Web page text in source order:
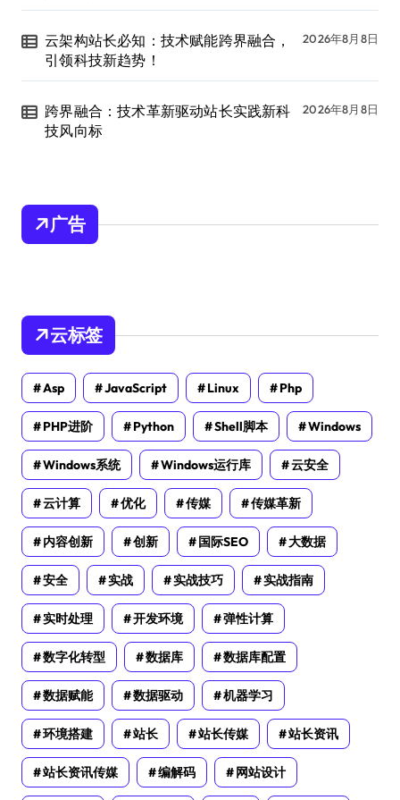
云架构站长必知：技术赋能跨界融合，
引领科技新趋势！
2026年8月8日
跨界融合：技术革新驱动站长实践新科
技风向标
2026年8月8日
广告
云标签
Asp JavaScript Linux Php
PHP进阶 Python Shell脚本 Windows
Windows系统 Windows运行库 云安全
云计算 优化 传媒 传媒革新
内容创新 创新 国际SEO 大数据
安全 实战 实战技巧 实战指南
实时处理 开发环境 弹性计算
数字化转型 数据库 数据库配置
数据赋能 数据驱动 机器学习
环境搭建 站长 站长传媒 站长资讯
站长资讯传媒 编解码 网站设计